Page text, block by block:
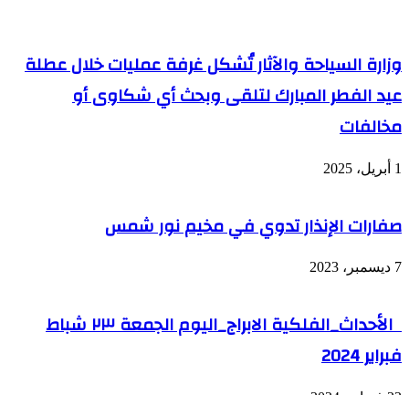
وزارة السياحة والآثار تُشكل غرفة عمليات خلال عطلة
عيد الفطر المبارك لتلقى وبحث أي شكاوى أو
مخالفات
1 أبريل، 2025
صفارات الإنذار تدوي في مخيم نور شمس
7 ديسمبر، 2023
الأحداث_الفلكية الابراج_اليوم الجمعة ٢٣ شباط
فبراير 2024